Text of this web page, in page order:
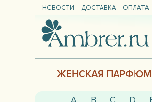
НОВОСТИ ДОСТАВКА ОПЛАТА
ЖЕНСКАЯ
A B C D